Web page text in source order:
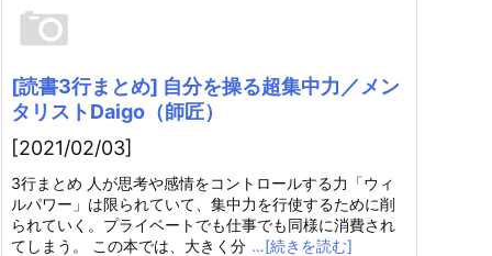
[読書3行まとめ] 自分を操る超集中力／メン
タリストDaigo（師匠）
[2021/02/03]
3行まとめ 人が思考や感情をコントロールする力「ウィ
ルパワー」は限られていて、集中力を行使するために削
られていく。プライベートでも仕事でも同様に消費され
てしまう。 この本では、大きく分 …[続きを読む]